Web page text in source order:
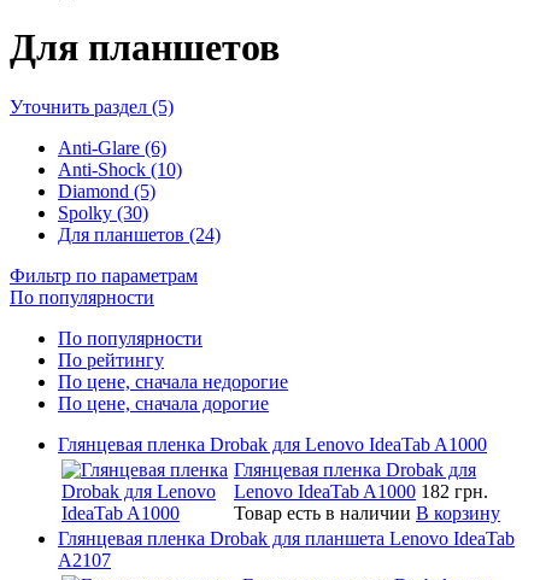
Для планшетов
Уточнить раздел (5)
Anti-Glare (6)
Anti-Shock (10)
Diamond (5)
Spolky (30)
Для планшетов (24)
Фильтр по параметрам
По популярности
По популярности
По рейтингу
По цене, сначала недорогие
По цене, сначала дорогие
Глянцевая пленка Drobak для Lenovo IdeaTab A1000
Глянцевая пленка Drobak для
Lenovo IdeaTab A1000 182 грн.
Товар есть в наличии В корзину
Глянцевая пленка Drobak для планшета Lenovo IdeaTab
A2107